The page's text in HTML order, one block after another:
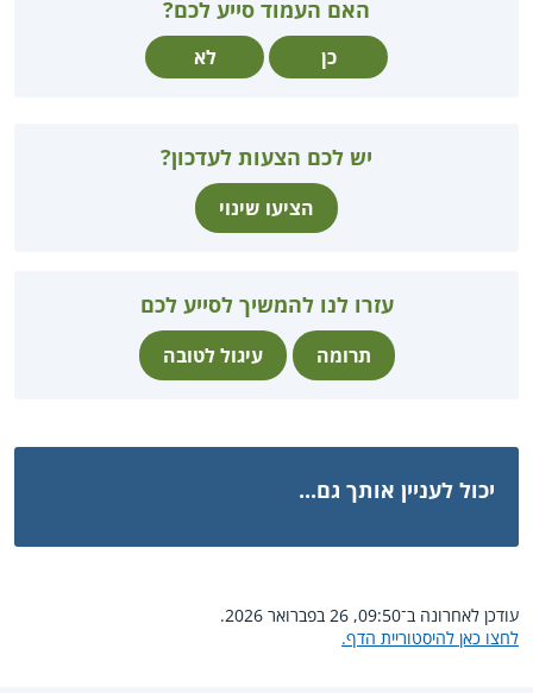
האם העמוד סייע לכם?
כן לא
יש לכם הצעות לעדכון?
הציעו שינוי
עזרו לנו להמשיך לסייע לכם
תרומה עיגול לטובה
יכול לעניין אותך גם...
עודכן לאחרונה ב־09:50, 26 בפברואר 2026.
לחצו כאן להיסטוריית הדף.